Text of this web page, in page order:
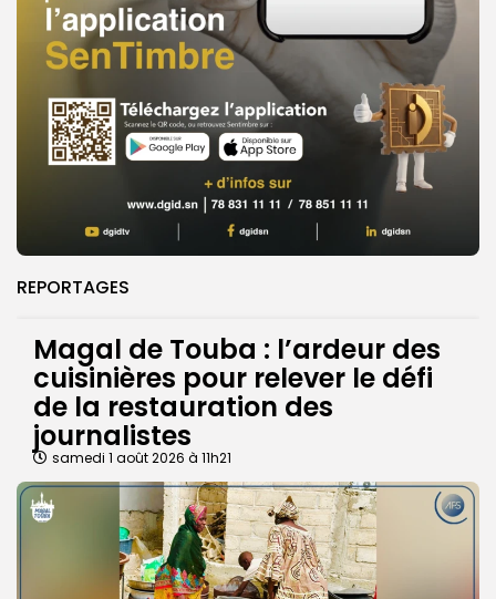
REPORTAGES
Magal de Touba : l’ardeur des
cuisinières pour relever le défi
de la restauration des
journalistes
samedi 1 août 2026 à 11h21